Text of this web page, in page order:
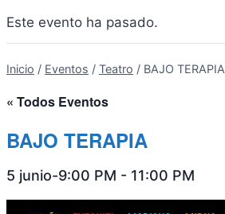
Este evento ha pasado.
Inicio / Eventos / Teatro / BAJO TERAPIA
« Todos Eventos
BAJO TERAPIA
5 junio-9:00 PM - 11:00 PM